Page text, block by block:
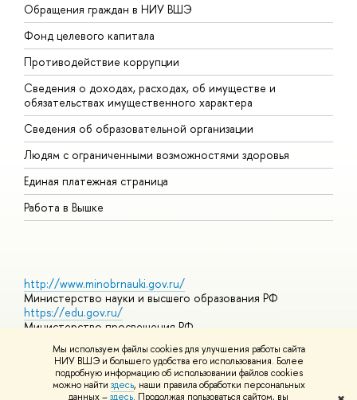
Мы используем файлы cookies для улучшения работы сайта
НИУ ВШЭ и большего удобства его использования. Более
подробную информацию об использовании файлов cookies
можно найти здесь, наши правила обработки персональных
данных –здесь. Продолжая пользоваться сайтом, вы
Обращения граждан в НИУ ВШЭ
Фонд целевого капитала
Противодействие коррупции
Сведения о доходах, расходах, об имуществе и
обязательствах имущественного характера
Сведения об образовательной организации
Людям с ограниченными возможностями здоровья
Единая платежная страница
Работа в Вышке
http://www.minobrnauki.gov.ru/
Министерство науки и высшего образования РФ
https://edu.gov.ru/
Министерство просвещения РФ
Массовые открытые онлайн-курсы